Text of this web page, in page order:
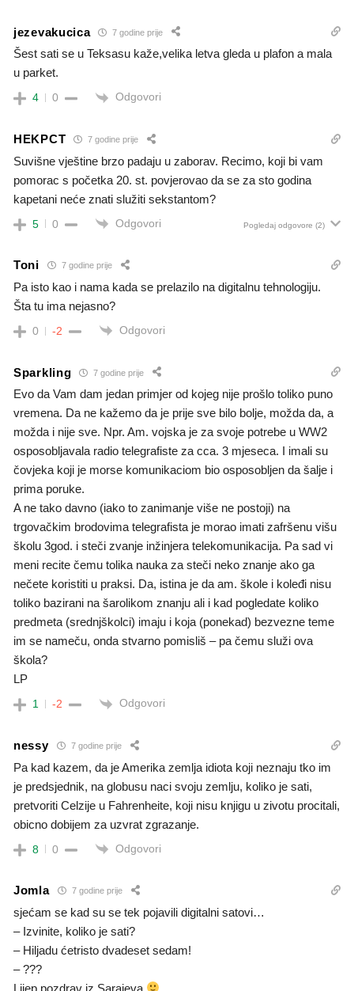
jezevakucica 7 godine prije
Šest sati se u Teksasu kaže,velika letva gleda u plafon a mala
u parket.
4 0 Odgovori
HEKPCT 7 godine prije
Suvišne vještine brzo padaju u zaborav. Recimo, koji bi vam
pomorac s početka 20. st. povjerovao da se za sto godina
kapetani neće znati služiti sekstantom?
5 0 Odgovori Pogledaj odgovore (2)
Toni 7 godine prije
Pa isto kao i nama kada se prelazilo na digitalnu tehnologiju.
Šta tu ima nejasno?
0 -2 Odgovori
Sparkling 7 godine prije
Evo da Vam dam jedan primjer od kojeg nije prošlo toliko puno
vremena. Da ne kažemo da je prije sve bilo bolje, možda da, a
možda i nije sve. Npr. Am. vojska je za svoje potrebe u WW2
osposobljavala radio telegrafiste za cca. 3 mjeseca. I imali su
čovjeka koji je morse komunikaciom bio osposobljen da šalje i
prima poruke.
A ne tako davno (iako to zanimanje više ne postoji) na
trgovačkim brodovima telegrafista je morao imati zafršenu višu
školu 3god. i steči zvanje inžinjera telekomunikacija. Pa sad vi
meni recite čemu tolika nauka za steči neko znanje ako ga
nečete koristiti u praksi. Da, istina je da am. škole i koleđi nisu
toliko bazirani na šarolikom znanju ali i kad pogledate koliko
predmeta (srednjškolci) imaju i koja (ponekad) bezvezne teme
im se nameču, onda stvarno pomisliš – pa čemu služi ova
škola?
LP
1 -2 Odgovori
nessy 7 godine prije
Pa kad kazem, da je Amerika zemlja idiota koji neznaju tko im
je predsjednik, na globusu naci svoju zemlju, koliko je sati,
pretvoriti Celzije u Fahrenheite, koji nisu knjigu u zivotu procitali,
obicno dobijem za uzvrat zgrazanje.
8 0 Odgovori
Jomla 7 godine prije
sjećam se kad su se tek pojavili digitalni satovi…
– Izvinite, koliko je sati?
– Hiljadu ćetristo dvadeset sedam!
– ???
Lijep pozdrav iz Sarajeva